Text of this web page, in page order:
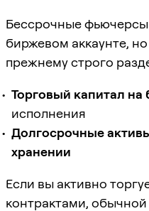
Бессрочные
биржевом аккаунте,
прежнему строго
Торговый капитал на
исполнения
Долгосрочные
хранении
Если вы активно
контрактами,